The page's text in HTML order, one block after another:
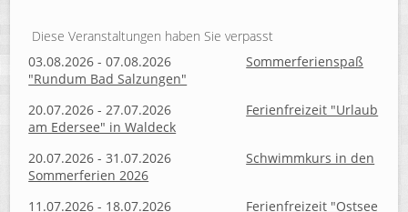
Diese Veranstaltungen haben Sie verpasst
03.08.2026 - 07.08.2026
Sommerferienspaß
"Rundum Bad Salzungen"
20.07.2026 - 27.07.2026
Ferienfreizeit "Urlaub
am Edersee" in Waldeck
20.07.2026 - 31.07.2026
Schwimmkurs in den
Sommerferien 2026
11.07.2026 - 18.07.2026
Ferienfreizeit "Ostsee